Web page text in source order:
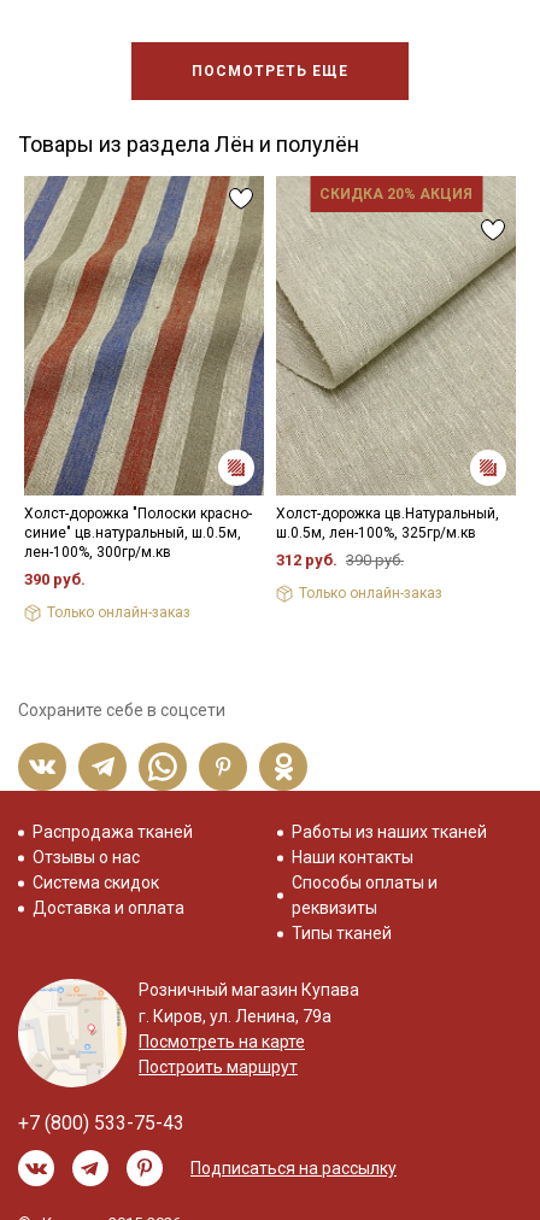
ПОСМОТРЕТЬ ЕЩЕ
Товары из раздела Лён и полулён
Холст-дорожка "Полоски красно-
синие" цв.натуральный, ш.0.5м,
лен-100%, 300гр/м.кв
390 руб.
Только онлайн-заказ
СКИДКА 20% АКЦИЯ
Холст-дорожка цв.Натуральный,
ш.0.5м, лен-100%, 325гр/м.кв
312 руб. 390 руб.
Только онлайн-заказ
Сохраните себе в соцсети
Распродажа тканей
Отзывы о нас
Система скидок
Доставка и оплата
Работы из наших тканей
Наши контакты
Способы оплаты и
реквизиты
Типы тканей
Розничный магазин Купава
г. Киров, ул. Ленина, 79а
Посмотреть на карте
Построить маршрут
+7 (800) 533-75-43
Подписаться на рассылку